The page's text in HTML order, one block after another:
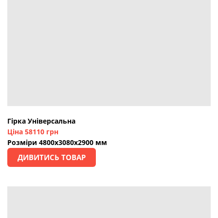
Гірка Універсальна
Ціна 58110 грн
Розміри 4800х3080х2900 мм
ДИВИТИСЬ ТОВАР